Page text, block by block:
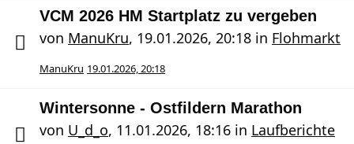
VCM 2026 HM Startplatz zu vergeben
von ManuKru, 19.01.2026, 20:18 in Flohmarkt
ManuKru 19.01.2026, 20:18
Wintersonne - Ostfildern Marathon
von U_d_o, 11.01.2026, 18:16 in Laufberichte